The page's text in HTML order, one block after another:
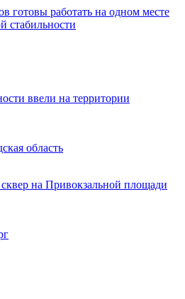
готовы работать на одном месте
стабильности
ввели на территории
область
на Привокзальной площади